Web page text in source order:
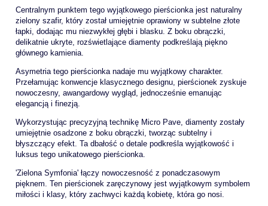
Centralnym punktem tego wyjątkowego pierścionka jest naturalny
zielony szafir, który został umiejętnie oprawiony w subtelne złote
łapki, dodając mu niezwykłej głębi i blasku. Z boku obrączki,
delikatnie ukryte, rozświetlające diamenty podkreślają piękno
głównego kamienia.
Asymetria tego pierścionka nadaje mu wyjątkowy charakter.
Przełamując konwencje klasycznego designu, pierścionek zyskuje
nowoczesny, awangardowy wygląd, jednocześnie emanując
elegancją i finezją.
Wykorzystując precyzyjną technikę Micro Pave, diamenty zostały
umiejętnie osadzone z boku obrączki, tworząc subtelny i
błyszczący efekt. Ta dbałość o detale podkreśla wyjątkowość i
luksus tego unikatowego pierścionka.
'Zielona Symfonia' łączy nowoczesność z ponadczasowym
pięknem. Ten pierścionek zaręczynowy jest wyjątkowym symbolem
miłości i klasy, który zachwyci każdą kobietę, która go nosi.